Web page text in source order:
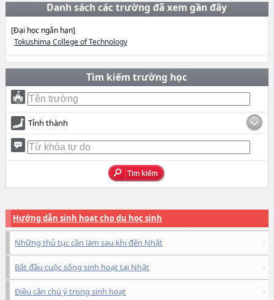
Danh sách các trường đã xem gần đây
[Đại học ngắn hạn]
Tokushima College of Technology
Tìm kiếm trường học
Tỉnh thành
Hướng dẫn sinh hoạt cho du học sinh
Những thủ tục cần làm sau khi đến Nhật
Bắt đầu cuộc sống sinh hoạt tại Nhật
Điều cần chú ý trong sinh hoạt